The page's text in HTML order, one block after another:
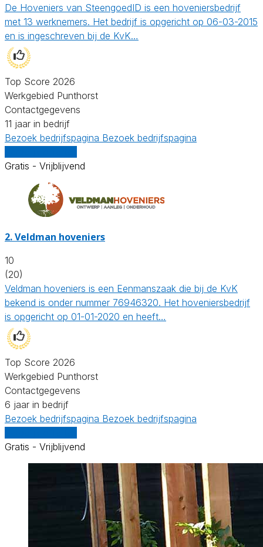
De Hoveniers van SteengoedID is een hoveniersbedrijf
met 13 werknemers. Het bedrijf is opgericht op 06-03-2015
en is ingeschreven bij de KvK…
Top Score 2026
Werkgebied Punthorst
Contactgegevens
11 jaar in bedrijf
Bezoek bedrijfspagina Bezoek bedrijfspagina
Gratis - Vrijblijvend
2.Veldman hoveniers
10
(20)
Veldman hoveniers is een Eenmanszaak die bij de KvK
bekend is onder nummer 76946320. Het hoveniersbedrijf
is opgericht op 01-01-2020 en heeft…
Top Score 2026
Werkgebied Punthorst
Contactgegevens
6 jaar in bedrijf
Bezoek bedrijfspagina Bezoek bedrijfspagina
Gratis - Vrijblijvend